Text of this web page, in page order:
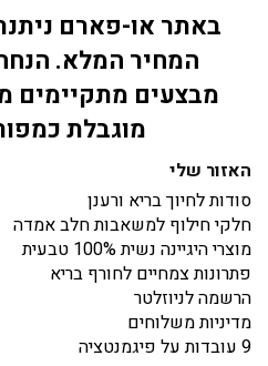
באתר או-פארם
המחיר המלא.
מבצעים מתקיימים
מוגבלת
האזור שלי
סודות לחיוך בריא ורענן
חלקי חילוף למשאבות חלב אמדה
מוצרי היגיינה נשית 100% טבעית
פתרונות צמחיים לחורף בריא
הרשמה לניוזלטר
מדיניות משלוחים
9 עובדות על פיגמנטציה